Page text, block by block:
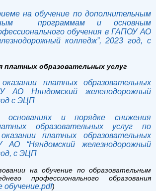
на обучение по дополнительным
программам и основным
обучения в ГАПОУ АО
колледж”, 2023 год, с
платных образовательных услуг
платных образовательных
АО Няндомский желенодорожный
с ЭЦП
основаниях и порядке снижения
образовательных услуг по
платных образовательных
“Няндомский железнодорожный
с ЭЦП
на обучение по образовательным
профессионального образования
обучение.pdf)